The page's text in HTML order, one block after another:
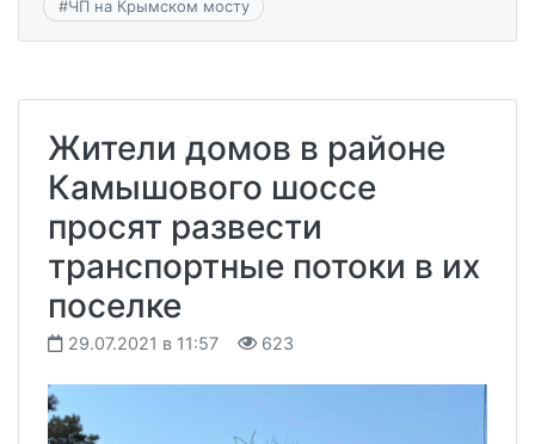
#ЧП на Крымском мосту
Жители домов в районе
Камышового шоссе
просят развести
транспортные потоки в их
поселке
29.07.2021 в 11:57 623